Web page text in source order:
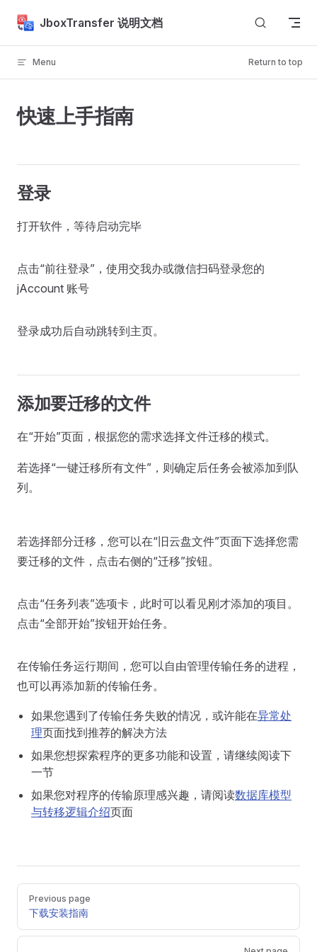
Skip to content
JboxTransfer 说明文档
Menu Return to top
快速上手指南
登录
打开软件，等待启动完毕
点击“前往登录”，使用交我办或微信扫码登录您的
jAccount 账号
登录成功后自动跳转到主页。
添加要迁移的文件
在“开始”页面，根据您的需求选择文件迁移的模式。
若选择“一键迁移所有文件”，则确定后任务会被添加到队
列。
若选择部分迁移，您可以在“旧云盘文件”页面下选择您需
要迁移的文件，点击右侧的“迁移”按钮。
点击“任务列表”选项卡，此时可以看见刚才添加的项目。
点击“全部开始”按钮开始任务。
在传输任务运行期间，您可以自由管理传输任务的进程，
也可以再添加新的传输任务。
如果您遇到了传输任务失败的情况，或许能在异常处
理页面找到推荐的解决方法
如果您想探索程序的更多功能和设置，请继续阅读下
一节
如果您对程序的传输原理感兴趣，请阅读数据库模型
与转移逻辑介绍页面
Pager
Previous page
下载安装指南